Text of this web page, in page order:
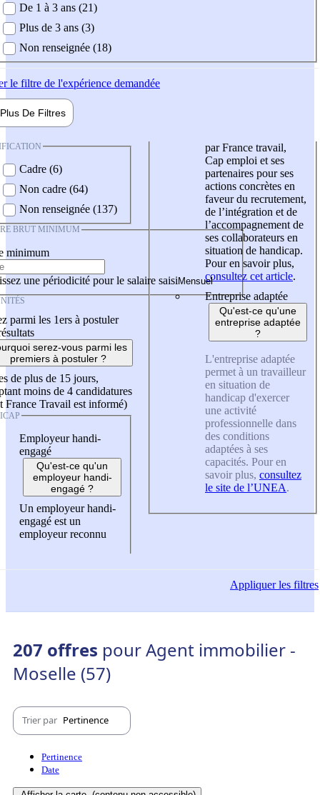
De 1 à 3 ans (21)
Plus de 3 ans (3)
Non renseignée (18)
le filtre de l'expérience demandée
Plus De Filtres
Cadre (6)
Non cadre (64)
Non renseignée (137)
BRUT MINIMUM
minimum
une périodicité pour le salaire saisi
parmi les 1ers à postuler
serez-vous parmi les
premiers à postuler ?
de plus de 15 jours,
moins de 4 candidatures
France Travail est informé)
Employeur handi-
engagé
Qu'est-ce qu'un
employeur handi-
engagé ?
Un employeur handi-
engagé est un
employeur reconnu
par France travail,
Cap emploi et ses
partenaires pour ses
actions concrètes en
faveur du recrutement,
de l’intégration et de
l’accompagnement de
ses collaborateurs en
situation de handicap.
Pour en savoir plus,
consultez cet article.
Entreprise adaptée
Qu'est-ce qu'une
entreprise adaptée
?
L'entreprise adaptée
permet à un travailleur
en situation de
handicap d'exercer
une activité
professionnelle dans
des conditions
adaptées à ses
capacités. Pour en
savoir plus, consultez
le site de l’UNEA.
Appliquerles filtres
207 offres pour Agent immobilier -
Moselle (57)
Trier par Pertinence
Pertinence
Date